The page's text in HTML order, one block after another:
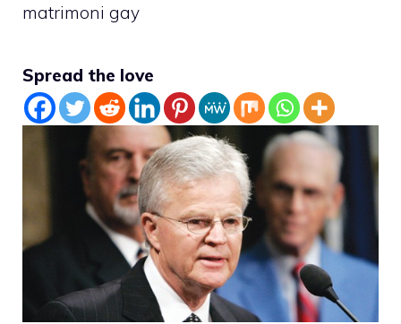
matrimoni gay
Spread the love